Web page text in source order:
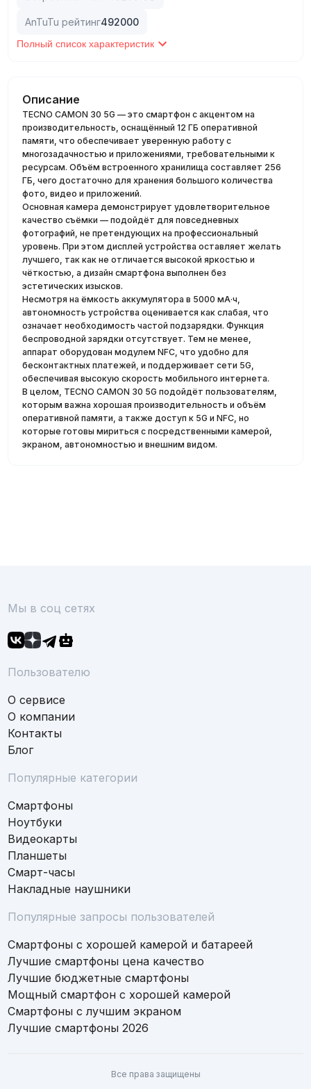
AnTuTu рейтинг492000
Полный список характеристик
Описание
TECNO CAMON 30 5G — это смартфон с акцентом на
производительность, оснащённый 12 ГБ оперативной
памяти, что обеспечивает уверенную работу с
многозадачностью и приложениями, требовательными к
ресурсам. Объём встроенного хранилища составляет 256
ГБ, чего достаточно для хранения большого количества
фото, видео и приложений.
Основная камера демонстрирует удовлетворительное
качество съёмки — подойдёт для повседневных
фотографий, не претендующих на профессиональный
уровень. При этом дисплей устройства оставляет желать
лучшего, так как не отличается высокой яркостью и
чёткостью, а дизайн смартфона выполнен без
эстетических изысков.
Несмотря на ёмкость аккумулятора в 5000 мА·ч,
автономность устройства оценивается как слабая, что
означает необходимость частой подзарядки. Функция
беспроводной зарядки отсутствует. Тем не менее,
аппарат оборудован модулем NFC, что удобно для
бесконтактных платежей, и поддерживает сети 5G,
обеспечивая высокую скорость мобильного интернета.
В целом, TECNO CAMON 30 5G подойдёт пользователям,
которым важна хорошая производительность и объём
оперативной памяти, а также доступ к 5G и NFC, но
которые готовы мириться с посредственными камерой,
экраном, автономностью и внешним видом.
Мы в соц сетях
Пользователю
О сервисе
О компании
Контакты
Блог
Популярные категории
Смартфоны
Ноутбуки
Видеокарты
Планшеты
Смарт-часы
Накладные наушники
Популярные запросы пользователей
Смартфоны с хорошей камерой и батареей
Лучшие смартфоны цена качество
Лучшие бюджетные смартфоны
Мощный смартфон с хорошей камерой
Смартфоны с лучшим экраном
Лучшие смартфоны 2026
Все права защищены